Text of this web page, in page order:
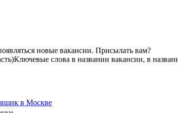
новые вакансии. Присылать вам?
Ключевые слова в названии вакансии, в
в Москве